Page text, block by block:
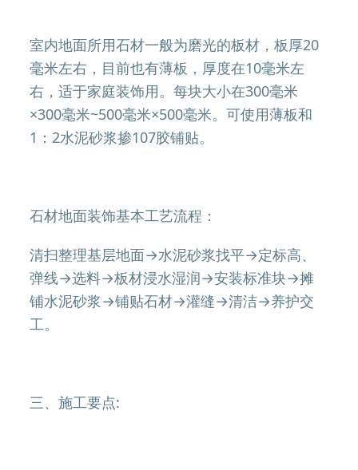
室内地面所用石材一般为磨光的板材，板厚20
毫米左右，目前也有薄板，厚度在10毫米左
右，适于家庭装饰用。每块大小在300毫米
×300毫米~500毫米×500毫米。可使用薄板和
1：2水泥砂浆掺107胶铺贴。
石材地面装饰基本工艺流程：
清扫整理基层地面→水泥砂浆找平→定标高、
弹线→选料→板材浸水湿润→安装标准块→摊
铺水泥砂浆→铺贴石材→灌缝→清洁→养护交
工。
三、施工要点: